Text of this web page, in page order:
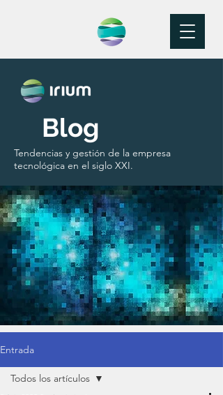
Blog
Tendencias y gestión de la empresa
tecnológica en el siglo XXI.
Entrada
Todos los artículos